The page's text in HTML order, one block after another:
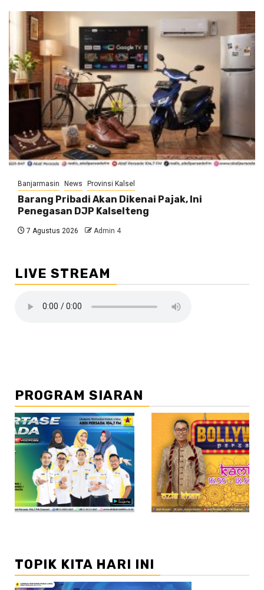
Banjarmasin News Provinsi Kalsel
Barang Pribadi Akan Dikenai Pajak, Ini
Penegasan DJP Kalselteng
7 Agustus 2026 Admin 4
LIVE STREAM
PROGRAM SIARAN
//2
TOPIK KITA HARI INI